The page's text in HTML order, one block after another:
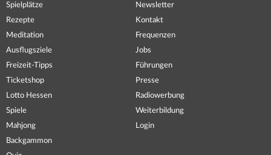
Spielplätze
Rezepte
Meditation
Ausflugsziele
Freizeit-Tipps
Ticketshop
Lotto Hessen
Spiele
Mahjong
Backgammon
Newsletter
Kontakt
Frequenzen
Jobs
Führungen
Presse
Radiowerbung
Weiterbildung
Login